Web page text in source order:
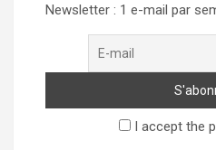
Newsletter : 1 e-mail par
I accept the